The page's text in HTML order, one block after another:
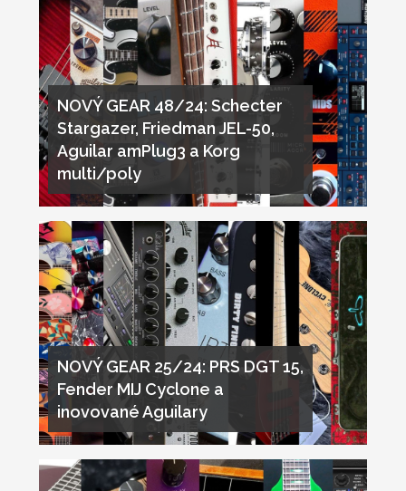
NOVÝ GEAR 48/24: Schecter
Stargazer, Friedman JEL-50,
Aguilar amPlug3 a Korg
multi/poly
NOVÝ GEAR 25/24: PRS DGT 15,
Fender MIJ Cyclone a
inovované Aguilary